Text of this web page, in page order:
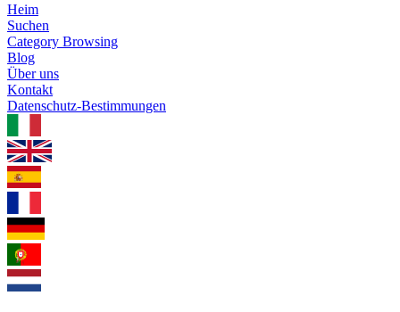
Heim
Suchen
Category Browsing
Blog
Über uns
Kontakt
Datenschutz-Bestimmungen